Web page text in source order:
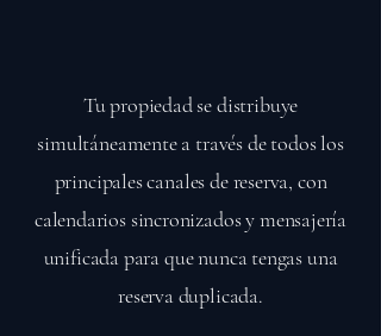
Tu propiedad se distribuye
simultáneamente a través de todos los
principales canales de reserva, con
calendarios sincronizados y mensajería
unificada para que nunca tengas una
reserva duplicada.